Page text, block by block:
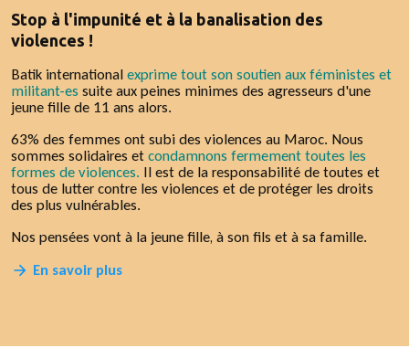
Stop à l'impunité et à la banalisation des
violences !
Batik internationalexprime tout son soutien aux féministes et
militant-essuite aux peines minimes des agresseurs d'une
jeune fille de 11 ans alors.
63% des femmes ont subi des violences au Maroc. Nous
sommes solidaires etcondamnons fermement toutes les
formes de violences. Il est de la responsabilité de toutes et
tous de lutter contre les violences et de protéger les droits
des plus vulnérables.
Nos pensées vont à la jeune fille, à son fils et à sa famille.
En savoir plus